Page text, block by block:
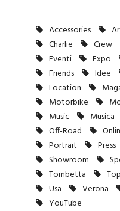
Accessories
Charlie
Crew
Eventi
Expo
Friends
Idee
Location
Motorbike
Music
Musica
Off-Road
Portrait
Press
Showroom
Tombetta
Top
Usa
Verona
YouTube